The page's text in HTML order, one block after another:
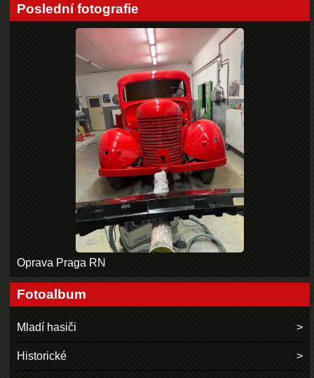
Poslední fotografie
Oprava Praga RN
Fotoalbum
Mladí hasiči
Historické